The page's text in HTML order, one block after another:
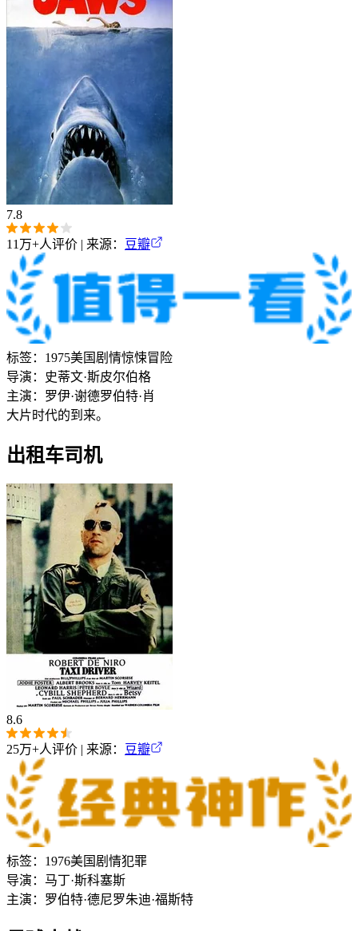
7.8
11万+人评价 | 来源： 豆瓣
标签： 1975美国 剧情惊悚冒险
导演：
史蒂文·斯皮尔伯格
主演： 罗伊·谢德罗伯特·肖
大片时代的到来。
出租车司机
8.6
25万+人评价 | 来源： 豆瓣
标签： 1976美国 剧情犯罪
导演： 马丁·斯科塞斯
主演： 罗伯特·德尼罗朱迪·福斯特